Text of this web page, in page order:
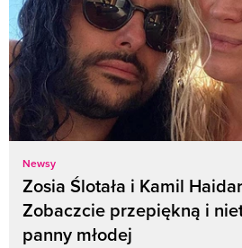
Newsy
Zosia Ślotała i Kamil
Zobaczcie przepiękną i
panny młodej